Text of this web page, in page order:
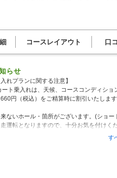
コースレイアウト 口
らせ
れプランに関する注意】
円（税込）をご精算時に割引いたします
来ないホール・箇所がございます。(ショー
運転となりますので、十分お気を付けく
す